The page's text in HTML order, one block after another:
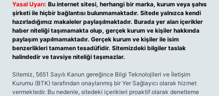
Yasal Uyarı: Bu internet sitesi, herhangi bir marka, kurum veya şahıs
şirketi ile hiçbir bağlantısı bulunmamaktadır. Sitede yalnızca kendi
hazırladığımız makaleler paylaşılmaktadır. Burada yer alan içerikler
haber niteliği taşımamakta olup, gerçek kurum ve kişiler hakkında
paylaşım yapılmamaktadır. Gerçek kurum ve kişiler ile isim
benzerlikleri tamamen tesadüfidir. Sitemizdeki bilgiler taslak
halindedir ve tavsiye niteliği taşımazlar.
Sitemiz, 5651 Sayılı Kanun gereğince Bilgi Teknolojileri ve İletişim
Kurumu (BTK) tarafından onaylanmış bir Yer Sağlayıcı olarak hizmet
vermektedir. Bu nedenle, sitedeki içerikleri proaktif olarak denetleme